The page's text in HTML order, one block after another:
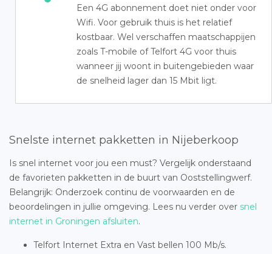
Een 4G abonnement doet niet onder voor
Wifi. Voor gebruik thuis is het relatief
kostbaar. Wel verschaffen maatschappijen
zoals T-mobile of Telfort 4G voor thuis
wanneer jij woont in buitengebieden waar
de snelheid lager dan 15 Mbit ligt.
Snelste internet pakketten in Nijeberkoop
Is snel internet voor jou een must? Vergelijk onderstaand
de favorieten pakketten in de buurt van Ooststellingwerf.
Belangrijk: Onderzoek continu de voorwaarden en de
beoordelingen in jullie omgeving. Lees nu verder over snel
internet in Groningen afsluiten.
Telfort Internet Extra en Vast bellen 100 Mb/s.